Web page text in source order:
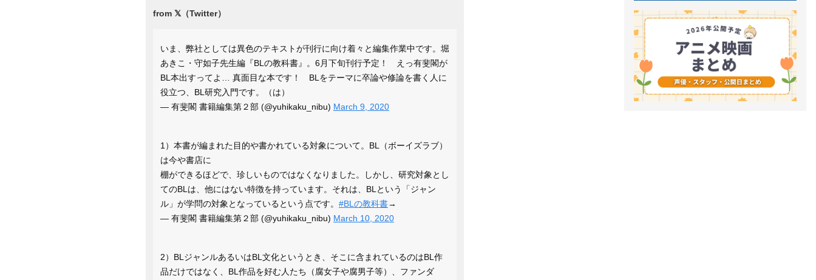
いま、弊社としては異色のテキストが刊行に向け着々と編集作業中です。堀
あきこ・守如子先生編『BLの教科書』。6月下旬刊行予定！ えっ有斐閣が
BL本出すってよ… 真面目な本です！ BLをテーマに卒論や修論を書く人に
役立つ、BL研究入門です。（は）
— 有斐閣 書籍編集第２部 (@yuhikaku_nibu) March 9, 2020
1）本書が編まれた目的や書かれている対象について。BL（ボーイズラブ）
は今や書店に
棚ができるほどで、珍しいものではなくなりました。しかし、研究対象とし
てのBLは、他にはない特徴を持っています。それは、BLという「ジャン
ル」が学問の対象となっているという点です。 #BLの教科書→
— 有斐閣 書籍編集第２部 (@yuhikaku_nibu) March 10, 2020
2）BLジャンルあるいはBL文化というとき、そこに含まれているのはBL作
品だけではなく、BL作品を好む人たち（腐女子や腐男子等）、ファンダ